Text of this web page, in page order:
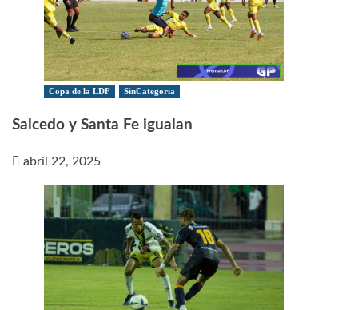
Copa de la LDF SinCategoria
Salcedo y Santa Fe igualan
abril 22, 2025